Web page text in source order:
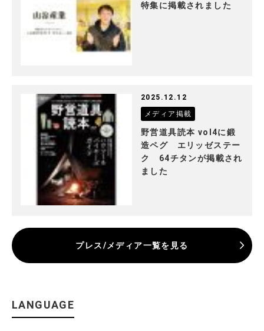
特集に掲載されました
2025.12.12
メディア掲載
野営道具読本 vol4に鍛
造ペグ エリッゼステー
ク 64チタンが掲載され
ました
プレス/メディア一覧を見る
LANGUAGE